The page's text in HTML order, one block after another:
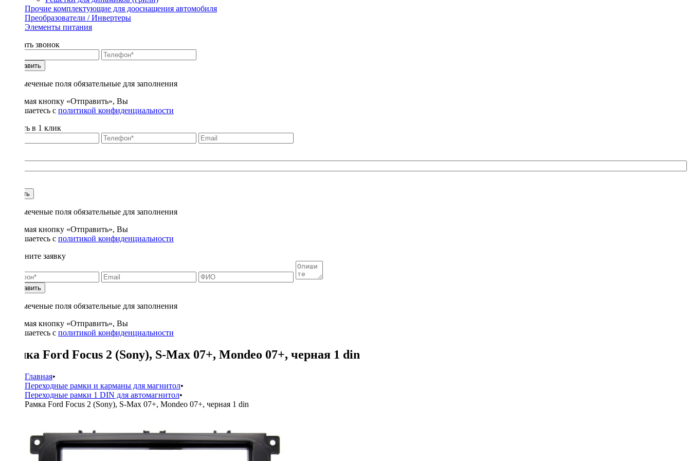
Прочие комплектующие для дооснащения автомобиля
Преобразователи / Инвертеры
Элементы питания
Заказать звонок
Отправить
* - отмеченые поля обязательные для заполнения
Нажимая кнопку «Отправить», Вы
соглашаетесь с политикой конфиденциальности
Купить в 1 клик
Купить
* - отмеченые поля обязательные для заполнения
Нажимая кнопку «Отправить», Вы
соглашаетесь с политикой конфиденциальности
Заполните заявку
Отправить
* - отмеченые поля обязательные для заполнения
Нажимая кнопку «Отправить», Вы
соглашаетесь с политикой конфиденциальности
Рамка Ford Focus 2 (Sony), S-Max 07+, Mondeo 07+, черная 1 din
Главная•
Переходные рамки и карманы для магнитол•
Переходные рамки 1 DIN для автомагнитол•
Рамка Ford Focus 2 (Sony), S-Max 07+, Mondeo 07+, черная 1 din